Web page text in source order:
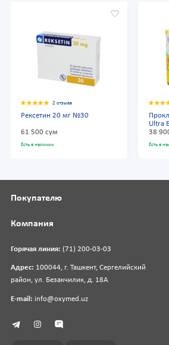
2 отзыва
Рексетин 20 мг №30
61 500 сум
Есть в наличии
Ultra
38
Есть в
Горячая линия: (71) 200-03-03
Адрес: 100044, г. Ташкент, Сергелийский
район, ул. Безакчилик, д. 18А
E-mail: info@oxymed.uz
Покупателю
Компания